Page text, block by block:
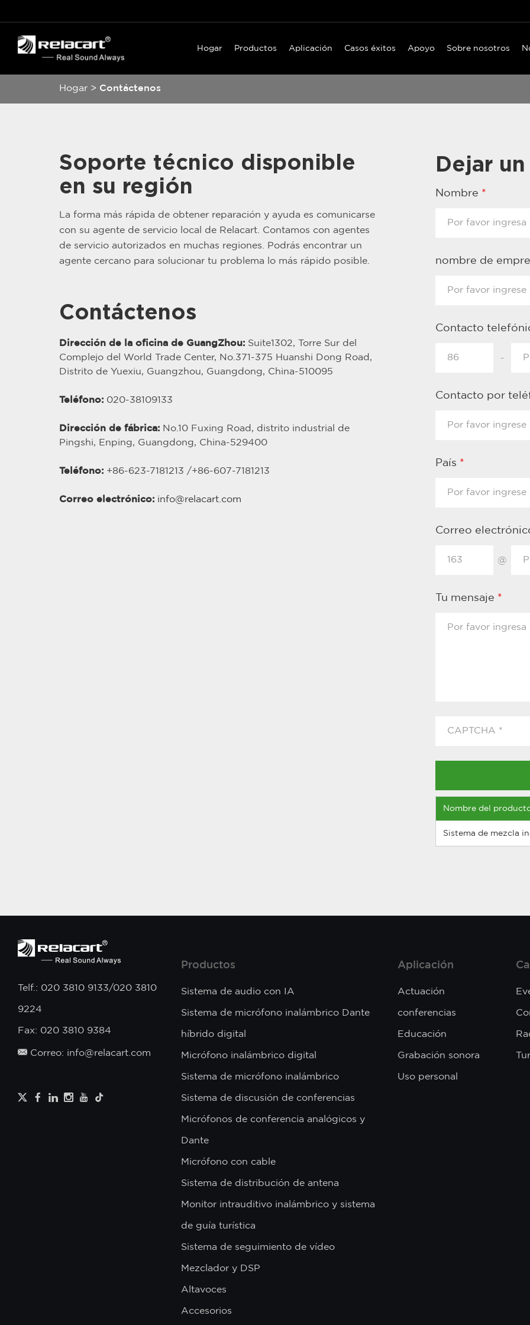
Hogar Productos Aplicación Casos éxitos Apoyo Sobre nosotros
Hogar > Contáctenos
Soporte técnico disponible
en su región
La forma más rápida de obtener reparación y ayuda es comunicarse
con su agente de servicio local de Relacart. Contamos con agentes
de servicio autorizados en muchas regiones. Podrás encontrar un
agente cercano para solucionar tu problema lo más rápido posible.
Contáctenos
Dirección de la oficina de GuangZhou: Suite1302, Torre Sur del
Complejo del World Trade Center, No.371-375 Huanshi Dong Road,
Distrito de Yuexiu, Guangzhou, Guangdong, China-510095
Teléfono: 020-38109133
Dirección de fábrica: No.10 Fuxing Road, distrito industrial de
Pingshi, Enping, Guangdong, China-529400
Teléfono: +86-623-7181213 /+86-607-7181213
Correo electrónico: info@relacart.com
Dejar
Nombre *
nombre de
Contacto
-
Contacto por
País *
Correo
@
Tu mensaje *
Nombre del
Sistema de mezcla
Telf.: 020 3810 9133/020 3810
9224
Fax: 020 3810 9384
Correo: info@relacart.com
Productos
Sistema de audio con IA
Sistema de micrófono inalámbrico Dante
híbrido digital
Micrófono inalámbrico digital
Sistema de micrófono inalámbrico
Sistema de discusión de conferencias
Micrófonos de conferencia analógicos y
Dante
Micrófono con cable
Sistema de distribución de antena
Monitor intrauditivo inalámbrico y sistema
de guía turística
Sistema de seguimiento de vídeo
Mezclador y DSP
Altavoces
Accesorios
Aplicación
Actuación
conferencias
Educación
Grabación sonora
Uso personal